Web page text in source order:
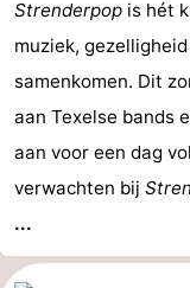
Route
Boot
Waddenhoppen
-
Parkeren
Reisboekenwinkel
Nieuws
Strenderpop is hét
muziek,
samenkomen. Dit
aan Texelse bands
aan voor een dag
verwachten bij
...